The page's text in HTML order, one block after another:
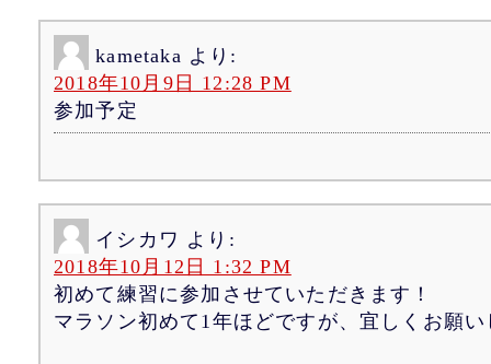
kametaka より:
2018年10月9日 12:28 PM
参加予定
イシカワ より:
2018年10月12日 1:32 PM
初めて練習に参加させていただきます！
マラソン初めて1年ほどですが、宜しくお願